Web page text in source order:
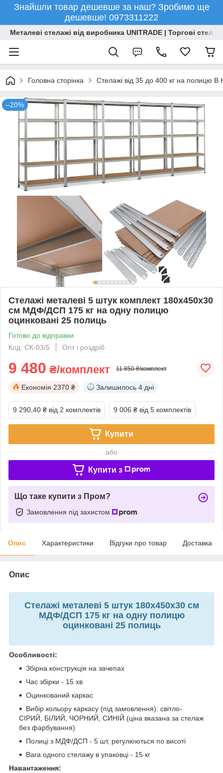
Знайшли товар дешевше за наш? Зробимо ще
дешевше! 0973311222
Металеві стелажі від виробника UNITRADE | Торгові
Головна сторінка Стелажі від 35 до 400 кг на полицю
–20%
Стелажі металеві 5 штук комплект 180х450х30
см МДФ/ДСП 175 кг на одну полицю
оцинковані 25 полиць
Готово до відправки
Код: СК-03/5
Опт і роздріб
9 480 ₴/комплект 11 850 ₴/комплект
Економія 2370 ₴ Залишилось 4 дні
9 290,40 ₴ від 2 комплектів 9 006 ₴ від 5 комплектів
Купити
або
Купити з
Що таке купити з Пром?
Замовлення під захистом
Опис Характеристики Відгуки про товар Доставка
Опис
Стелажі металеві 5 штук 180х450х30 см
МДФ/ДСП 175 кг на одну полицю
оцинковані 25 полиць
Особливості:
Збірна конструкція на зачепах
Час збірки - 15 хв
Оцинкований каркас
Вибір кольору каркасу (під замовлення): світло-
СІРИЙ, БІЛИЙ, ЧОРНИЙ, СИНІЙ (ціна вказана за стелаж
без фарбування)
Полиці з МДФ/ДСП - 5 шт, регулюються по висоті
Вага одного стелажу в упаковці - 15 кг
Навантаження: